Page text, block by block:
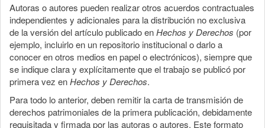
Autoras o autores pueden realizar otros acuerdos contractuales
independientes y adicionales para la distribución no exclusiva
de la versión del artículo publicado enHechos y Derechos (por
ejemplo, incluirlo en un repositorio institucional o darlo a
conocer en otros medios en papel o electrónicos), siempre que
se indique clara y explícitamente que el trabajo se publicó por
primera vez enHechos y Derechos.
Para todo lo anterior, deben remitir la carta de transmisión de
derechos patrimoniales de la primera publicación, debidamente
requisitada y firmada por las autoras o autores. Este formato